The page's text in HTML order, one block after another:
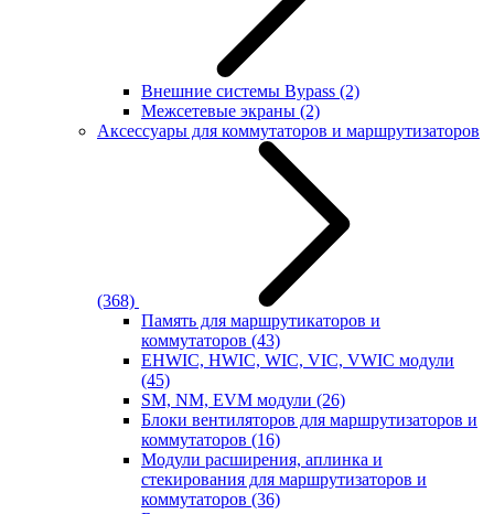
Внешние системы Bypass (2)
Межсетевые экраны (2)
Аксессуары для коммутаторов и маршрутизаторов
(368)
Память для маршрутикаторов и
коммутаторов (43)
EHWIC, HWIC, WIC, VIC, VWIC модули
(45)
SM, NM, EVM модули (26)
Блоки вентиляторов для маршрутизаторов и
коммутаторов (16)
Модули расширения, аплинка и
стекирования для маршрутизаторов и
коммутаторов (36)